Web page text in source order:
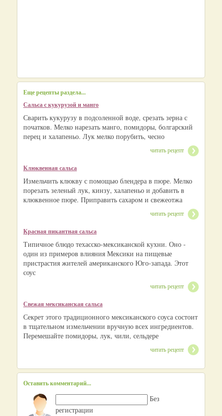
Еще рецепты раздела...
Сальса с кукурузой и манго
Сварить кукурузу в подсоленной воде, срезать зерна с
початков. Мелко нарезать манго, помидоры, болгарский
перец и халапеньо. Лук мелко порубить, чесно
читать рецепт
Клюквенная сальса
Измельчить клюкву с помощью блендера в пюре. Мелко
порезать зеленый лук, кинзу, халапеньо и добавить в
клюквенное пюре. Приправить сахаром и свежеотжа
читать рецепт
Красная пикантная сальса
Типичное блюдо техасско-мексиканской кухни. Оно -
один из примеров влияния Мексики на пищевые
пристрастия жителей американского Юго-запада. Этот
соус
читать рецепт
Свежая мексиканская сальса
Секрет этого традиционного мексиканского соуса состоит
в тщательном измельчении вручную всех ингредиентов.
Перемешайте помидоры, лук, чили, сельдере
читать рецепт
Оставить комментарий...
Без
регистрации